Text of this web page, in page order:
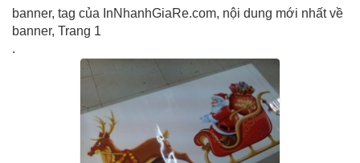
banner, tag của InNhanhGiaRe.com, nội dung mới nhất về
banner, Trang 1
.